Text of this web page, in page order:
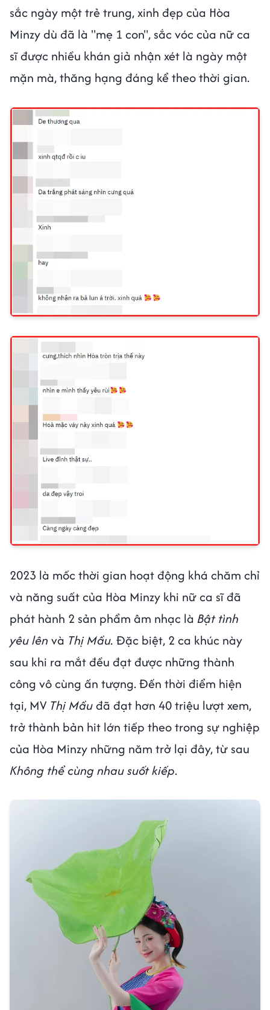
sắc ngày một trẻ trung, xinh đẹp của Hòa
Minzy dù đã là "mẹ 1 con", sắc vóc của nữ ca
sĩ được nhiều khán giả nhận xét là ngày một
mặn mà, thăng hạng đáng kể theo thời gian.
2023 là mốc thời gian hoạt động khá chăm chỉ
và năng suất của Hòa Minzy khi nữ ca sĩ đã
phát hành 2 sản phẩm âm nhạc là Bật tình
yêu lên và Thị Mầu. Đặc biệt, 2 ca khúc này
sau khi ra mắt đều đạt được những thành
công vô cùng ấn tượng. Đến thời điểm hiện
tại, MV Thị Mầuđã đạt hơn 40 triệu lượt xem,
trở thành bản hit lớn tiếp theo trong sự nghiệp
của Hòa Minzy những năm trở lại đây, từ sau
Không thể cùng nhau suốt kiếp.